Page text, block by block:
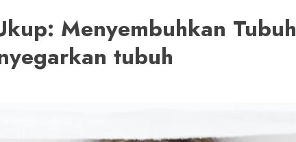
Menyembuhkan Tubuh
tubuh